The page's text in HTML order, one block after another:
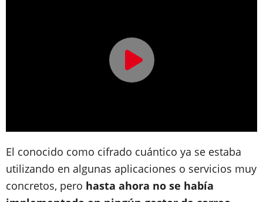
El conocido como cifrado cuántico ya se estaba
utilizando en algunas aplicaciones o servicios muy
concretos, pero hasta ahora no se había